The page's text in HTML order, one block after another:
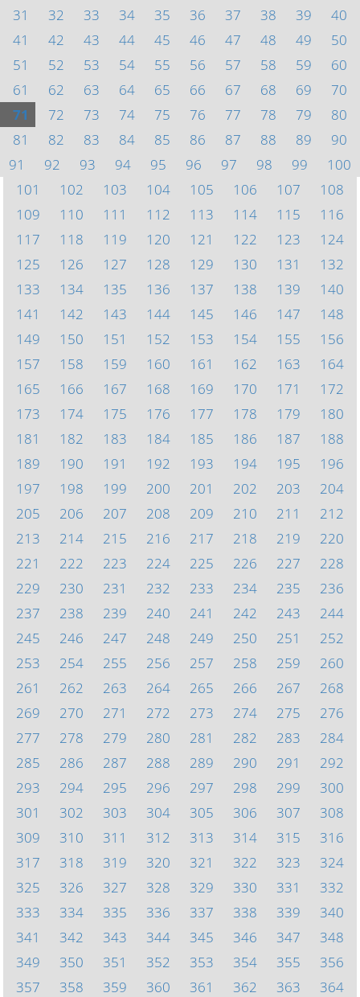
31
32 33 34 35 36 37 38 39
40
41
42 43 44 45 46 47 48 49
50
51
52 53 54 55 56 57 58 59
60
61
62 63 64 65 66 67 68 69
70
71
72 73 74 75 76 77 78 79
80
81
82 83 84 85 86 87 88 89
90
91
92 93 94 95 96 97 98 99
100
101
102 103 104 105 106 107
108
109
110 111 112 113 114 115
116
117
118 119 120 121 122 123
124
125
126 127 128 129 130 131
132
133
134 135 136 137 138 139
140
141
142 143 144 145 146 147
148
149
150 151 152 153 154 155
156
157
158 159 160 161 162 163
164
165
166 167 168 169 170 171
172
173
174 175 176 177 178 179
180
181
182 183 184 185 186 187
188
189
190 191 192 193 194 195
196
197
198 199 200 201 202 203
204
205
206 207 208 209 210 211
212
213
214 215 216 217 218 219
220
221
222 223 224 225 226 227
228
229
230 231 232 233 234 235
236
237
238 239 240 241 242 243
244
245
246 247 248 249 250 251
252
253
254 255 256 257 258 259
260
261
262 263 264 265 266 267
268
269
270 271 272 273 274 275
276
277
278 279 280 281 282 283
284
285
286 287 288 289 290 291
292
293
294 295 296 297 298 299
300
301
302 303 304 305 306 307
308
309
310 311 312 313 314 315
316
317
318 319 320 321 322 323
324
325
326 327 328 329 330 331
332
333
334 335 336 337 338 339
340
341
342 343 344 345 346 347
348
349
350 351 352 353 354 355
356
357
358 359 360 361 362 363 364